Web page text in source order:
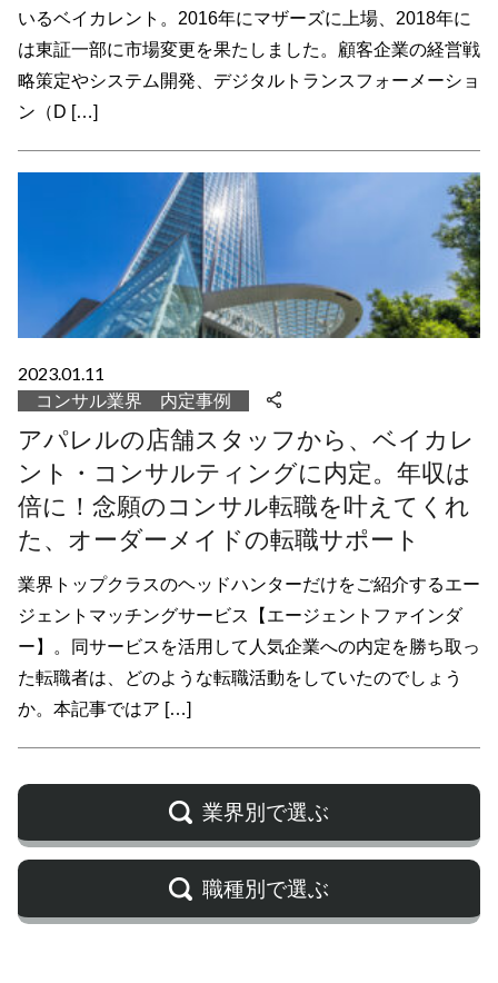
いるベイカレント。2016年にマザーズに上場、2018年に
は東証一部に市場変更を果たしました。顧客企業の経営戦
略策定やシステム開発、デジタルトランスフォーメーショ
ン（D […]
2023.01.11
コンサル業界 内定事例
アパレルの店舗スタッフから、ベイカレ
ント・コンサルティングに内定。年収は
倍に！念願のコンサル転職を叶えてくれ
た、オーダーメイドの転職サポート
業界トップクラスのヘッドハンターだけをご紹介するエー
ジェントマッチングサービス【エージェントファインダ
ー】。同サービスを活用して人気企業への内定を勝ち取っ
た転職者は、どのような転職活動をしていたのでしょう
か。本記事ではア […]
業界別で選ぶ
職種別で選ぶ